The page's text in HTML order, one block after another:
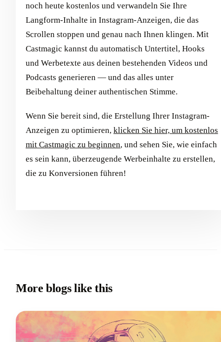
noch heute kostenlos und verwandeln Sie Ihre
Langform-Inhalte in Instagram-Anzeigen, die das
Scrollen stoppen und genau nach Ihnen klingen. Mit
Castmagic kannst du automatisch Untertitel, Hooks
und Werbetexte aus deinen bestehenden Videos und
Podcasts generieren — und das alles unter
Beibehaltung deiner authentischen Stimme.
Wenn Sie bereit sind, die Erstellung Ihrer Instagram-
Anzeigen zu optimieren, klicken Sie hier, um kostenlos
mit Castmagic zu beginnen, und sehen Sie, wie einfach
es sein kann, überzeugende Werbeinhalte zu erstellen,
die zu Konversionen führen!
More blogs like this